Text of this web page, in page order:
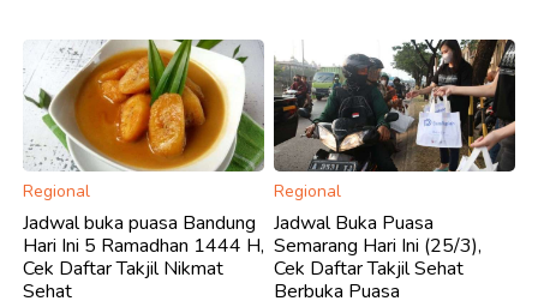
Regional
Jadwal buka puasa Bandung
Hari Ini 5 Ramadhan 1444 H,
Cek Daftar Takjil Nikmat
Sehat
Regional
Jadwal Buka Puasa
Semarang Hari Ini (25/3),
Cek Daftar Takjil Sehat
Berbuka Puasa